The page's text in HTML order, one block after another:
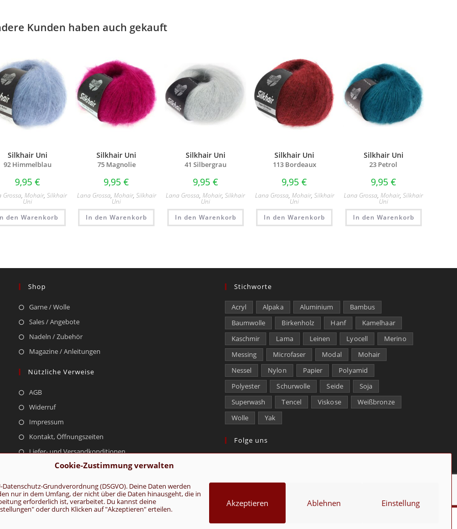
Cookie-Zustimmung verwalten
Grundverordnung (DSGVO). Deine Daten werden
nur in dem Umfang, der nicht über die Daten hinausgeht, die in
erforderlich ist, verarbeitet. Du kannst deine
oder durch Klicken auf "Akzeptieren" erteilen.
Akzeptieren Ablehnen Einstellung
Kunden haben auch gekauft
Silkhair Uni
92 Himmelblau
9,95 €
Grossa,Mohair,Silkhair
Uni
den Warenkorb
Silkhair Uni
75 Magnolie
9,95€
Lana Grossa, Mohair, Silkhair
Uni
In den Warenkorb
Silkhair Uni
41 Silbergrau
9,95 €
Lana Grossa,Mohair,Silkhair
Uni
In den Warenkorb
Silkhair Uni
113 Bordeaux
9,95€
Lana Grossa, Mohair, Silkhair
Uni
In den Warenkorb
Silkhair Uni
23 Petrol
9,95 €
Lana Grossa,Mohair,Silkhair
Uni
In den Warenkorb
Shop
Garne / Wolle
Sales / Angebote
Nadeln / Zubehör
Magazine / Anleitungen
Nützliche Verweise
AGB
Widerruf
Impressum
Kontakt, Öffnungszeiten
Liefer- und Versandkonditionen
Stichworte
Acryl Alpaka Aluminium
Bambus
Baumwolle
Birkenholz Hanf
Kamelhaar
Kaschmir
Lama Leinen Lyocell
Merino
Messing
Microfaser Modal
Mohair
Nessel
Nylon Papier
Polyamid
Polyester
Schurwolle Seide
Soja
Superwash
Tencel Viskose
Weißbronze
Wolle
Yak
Folge uns
AGB Kontakt Über uns Datenschutz Impressum Cookie-Richtlinie (EU)